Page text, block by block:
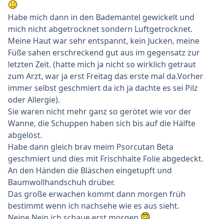
Habe mich dann in den Bademantel gewickelt und
mich nicht abgetrocknet sondern Luftgetrocknet.
Meine Haut war sehr entspannt, kein Jucken, meine
Füße sahen erschreckend gut aus im gegensatz zur
letzten Zeit. (hatte mich ja nicht so wirklich getraut
zum Arzt, war ja erst Freitag das erste mal da.Vorher
immer selbst geschmiert da ich ja dachte es sei Pilz
oder Allergie).
Sie waren nicht mehr ganz so gerötet wie vor der
Wanne, die Schuppen haben sich bis auf die Hälfte
abgelöst.
Habe dann gleich brav meim Psorcutan Beta
geschmiert und dies mit Frischhalte Folie abgedeckt.
An den Händen die Bläschen eingetupft und
Baumwollhandschuh drüber.
Das große erwachen kommt dann morgen früh
bestimmt wenn ich nachsehe wie es aus sieht.